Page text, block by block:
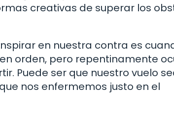
creativas de superar los
en nuestra contra es
orden, pero repentinamente
Puede ser que nuestro vuelo
nos enfermemos justo en el